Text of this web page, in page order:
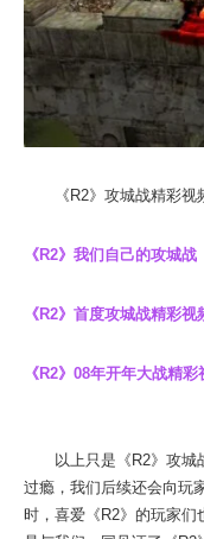
《R2》攻城战精彩视
《R2》我们自己的攻城战
《R2》首度攻城战精彩视
《R2》08年开年大战精彩
以上只是《R2》攻城
过瘾，我们后续还会向玩
时，喜爱《R2》的玩家